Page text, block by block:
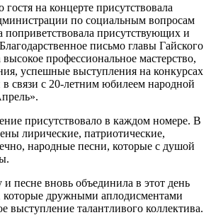
гостя на концерте присутствовала
по социальным вопросам
присутствующих и
письмо главы Гайского
высокое профессиональное мастерство,
успешные выступления на конкурсах
в связи с 20-летним юбилеем народной
присутствовало в каждом номере. В
лирические, патриотические,
народные песни, которые с душой
песне вновь объединила в этот день
которые дружными аплодисментами
выступление талантливого коллектива.